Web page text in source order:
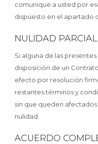
comunique a usted por
dispuesto en el apartado
NULIDAD PARCIAL
Si alguna de las
disposición de un
efecto por resolución
restantes términos y
sin que queden
nulidad.
ACUERDO